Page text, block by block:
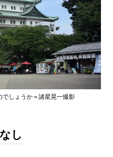
しょうか＝諸星晃一撮影
し